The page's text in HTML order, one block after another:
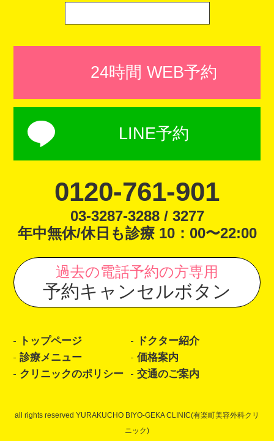
24時間 WEB予約
LINE予約
0120-761-901
03-3287-3288 / 3277
年中無休/休日も診療 10：00〜22:00
過去の電話予約の方専用
予約キャンセルボタン
トップページ
ドクター紹介
診療メニュー
価格案内
クリニックのポリシー
交通のご案内
all rights reserved YURAKUCHO BIYO-GEKA CLINIC(有楽町美容外科クリ
ニック)